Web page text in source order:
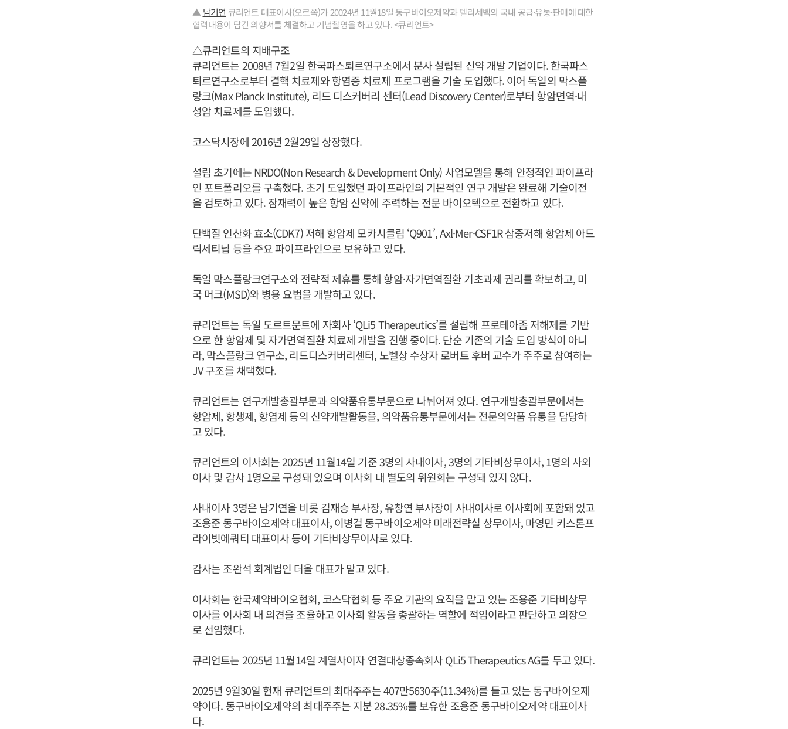
▲ 남기연 큐리언트 대표이사(오르쪽)가 20024년 11월18일 동구바이오제약과 텔라세벡의 국내 공급·유통·판매에 대한
협력내용이 담긴 의향서를 체결하고 기념촬영을 하고 있다. <큐리언트>
△큐리언트의 지배구조
큐리언트는 2008년 7월2일 한국파스퇴르연구소에서 분사 설립된 신약 개발 기업이다. 한국파스
퇴르연구소로부터 결핵 치료제와 항염증 치료제 프로그램을 기술 도입했다. 이어 독일의 막스플
랑크(Max Planck Institute), 리드 디스커버리 센터(Lead Discovery Center)로부터 항암면역·내
성암 치료제를 도입했다.
코스닥시장에 2016년 2월29일 상장했다.
설립 초기에는 NRDO(Non Research & Development Only) 사업모델을 통해 안정적인 파이프라
인 포트폴리오를 구축했다. 초기 도입했던 파이프라인의 기본적인 연구 개발은 완료해 기술이전
을 검토하고 있다. 잠재력이 높은 항암 신약에 주력하는 전문 바이오텍으로 전환하고 있다.
단백질 인산화 효소(CDK7) 저해 항암제 모카시클립 ‘Q901’, Axl·Mer·CSF1R 삼중저해 항암제 아드
릭세티닙 등을 주요 파이프라인으로 보유하고 있다.
독일 막스플랑크연구소와 전략적 제휴를 통해 항암·자가면역질환 기초과제 권리를 확보하고, 미
국 머크(MSD)와 병용 요법을 개발하고 있다.
큐리언트는 독일 도르트문트에 자회사 ‘QLi5 Therapeutics’를 설립해 프로테아좀 저해제를 기반
으로 한 항암제 및 자가면역질환 치료제 개발을 진행 중이다. 단순 기존의 기술 도입 방식이 아니
라, 막스플랑크 연구소, 리드디스커버리센터, 노벨상 수상자 로버트 후버 교수가 주주로 참여하는
JV 구조를 채택했다.
큐리언트는 연구개발총괄부문과 의약품유통부문으로 나뉘어져 있다. 연구개발총괄부문에서는
항암제, 항생제, 항염제 등의 신약개발활동을, 의약품유통부문에서는 전문의약품 유통을 담당하
고 있다.
큐리언트의 이사회는 2025년 11월14일 기준 3명의 사내이사, 3명의 기타비상무이사, 1명의 사외
이사 및 감사 1명으로 구성돼 있으며 이사회 내 별도의 위원회는 구성돼 있지 않다.
사내이사 3명은남기연을 비롯 김재승 부사장, 유창연 부사장이 사내이사로 이사회에 포함돼 있고
조용준 동구바이오제약 대표이사, 이병걸 동구바이오제약 미래전략실 상무이사, 마영민 키스톤프
라이빗에쿼티 대표이사 등이 기타비상무이사로 있다.
감사는 조완석 회계법인 더올 대표가 맡고 있다.
이사회는 한국제약바이오협회, 코스닥협회 등 주요 기관의 요직을 맡고 있는 조용준 기타비상무
이사를 이사회 내 의견을 조율하고 이사회 활동을 총괄하는 역할에 적임이라고 판단하고 의장으
로 선임했다.
큐리언트는 2025년 11월14일 계열사이자 연결대상종속회사 QLi5 Therapeutics AG를 두고 있다.
2025년 9월30일 현재 큐리언트의 최대주주는 407만5630주(11.34%)를 들고 있는 동구바이오제
약이다. 동구바이오제약의 최대주주는 지분 28.35%를 보유한 조용준 동구바이오제약 대표이사
다.